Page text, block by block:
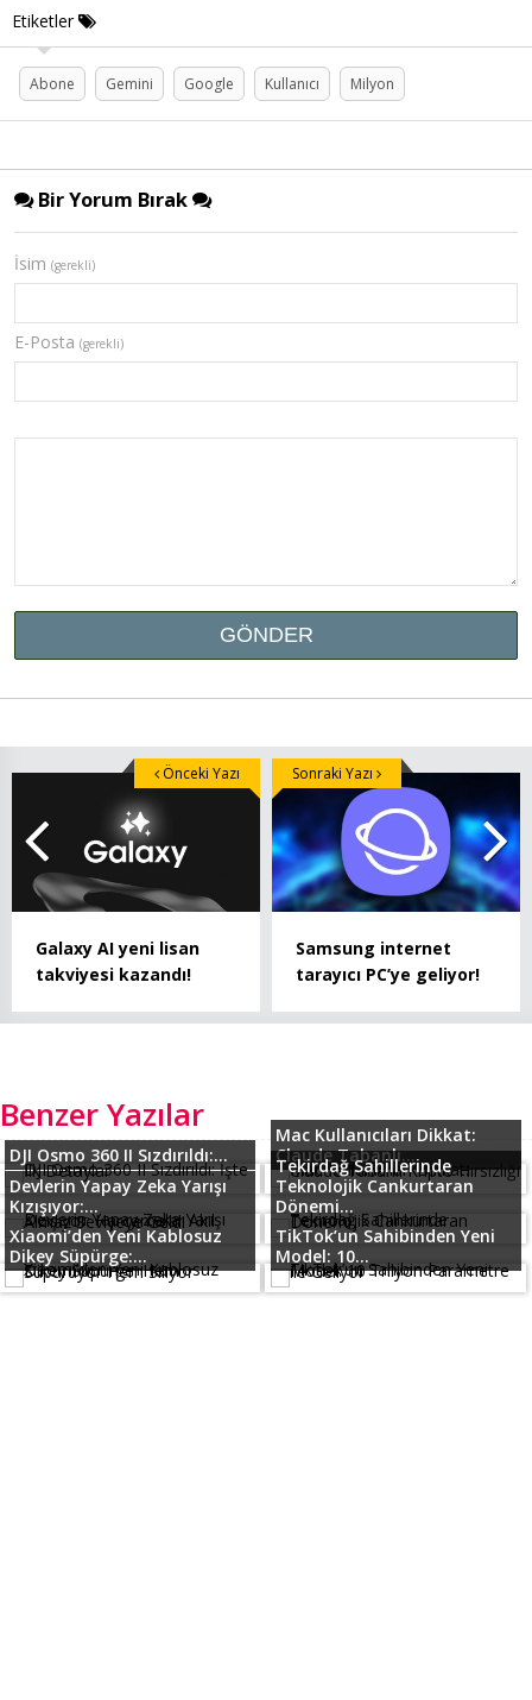
Etiketler
Abone Gemini Google Kullanıcı Milyon
Bir Yorum Bırak
İsim (gerekli)
E-Posta (gerekli)
Galaxy AI yeni lisan
takviyesi kazandı!
Önceki Yazı
Samsung internet
tarayıcı PC’ye geliyor!
Sonraki Yazı
Benzer Yazılar
DJI Osmo 360 II Sızdırıldı:...
Mac Kullanıcıları Dikkat:
Claude Tabanlı...
Devlerin Yapay Zeka Yarışı
Kızışıyor:...
Tekirdağ Sahillerinde
Teknolojik Cankurtaran
Dönemi...
Xiaomi’den Yeni Kablosuz
Dikey Süpürge:...
TikTok’un Sahibinden Yeni
Model: 10...